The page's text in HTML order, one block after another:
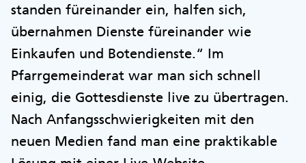
standen füreinander ein, halfen sich,
übernahmen Dienste füreinander wie
Einkaufen und Botendienste.“ Im
Pfarrgemeinderat war man sich schnell
einig, die Gottesdienste live zu übertragen.
Nach Anfangsschwierigkeiten mit den
neuen Medien fand man eine praktikable